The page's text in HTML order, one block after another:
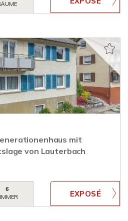
mit
von Lauterbach
6